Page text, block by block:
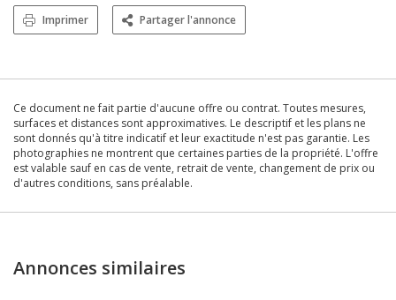
Imprimer Partager l'annonce
Ce document ne fait partie d'aucune offre ou contrat. Toutes mesures,
surfaces et distances sont approximatives. Le descriptif et les plans ne
sont donnés qu'à titre indicatif et leur exactitude n'est pas garantie. Les
photographies ne montrent que certaines parties de la propriété. L'offre
est valable sauf en cas de vente, retrait de vente, changement de prix ou
d'autres conditions, sans préalable.
Annonces similaires